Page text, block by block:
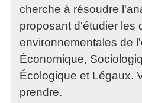
cherche à résoudre
proposant d'étudier les
environnementales de
Économique,
Écologique et Légaux.
prendre.